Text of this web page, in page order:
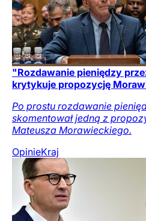
"Rozdawanie pieniędzy
krytykuje propozycję
Po prostu rozdawanie
skomentował jedną z
Mateusza Morawieckiego.
OpinieKraj